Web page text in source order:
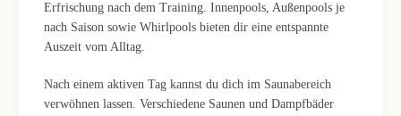
Erfrischung nach dem Training. Innenpools, Außenpools je
nach Saison sowie Whirlpools bieten dir eine entspannte
Auszeit vom Alltag.
Nach einem aktiven Tag kannst du dich im Saunabereich
verwöhnen lassen. Verschiedene Saunen und Dampfbäder